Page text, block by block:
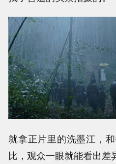
就拿正片里的洗墨江，
比，观众一眼就能看出差